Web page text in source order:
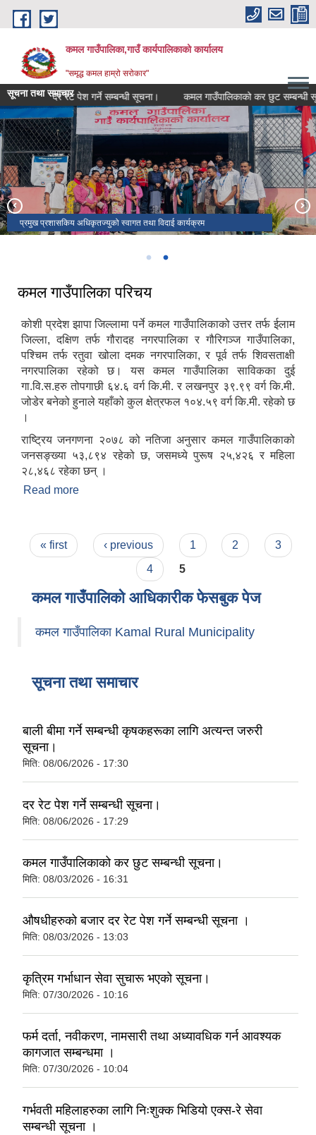
Skip to main content
कमल गाउँपालिका,गाउँ कार्यपालिकाको कार्यालय
"समृद्ध कमल हाम्रो सरोकार"
सूचना तथा समाचार
दर रेट पेश गर्ने सम्बन्धी सूचना। कमल गाउँपालिकाको कर छुट सम्बन्धी
सार्वजनिक सुनुवाई कार्यक्रम
प्रमुख प्रशासकिय अधिकृतज्युको स्वागत तथा विदाई कार्यक्रम
कमल गाउँपालिका परिचय
कोशी प्रदेश झापा जिल्लामा पर्ने कमल गाउँपालिकाको उत्तर तर्फ ईलाम
जिल्ला, दक्षिण तर्फ गौरादह नगरपालिका र गौरिगञ्ज गाउँपालिका,
पश्चिम तर्फ रतुवा खोला दमक नगरपालिका, र पूर्व तर्फ शिवसताक्षी
नगरपालिका रहेको छ। यस कमल गाउँपालिका साविकका दुई
गा.वि.स.हरु तोपगाछी ६४.६ वर्ग कि.मी. र लखनपुर ३९.९९ वर्ग कि.मी.
जोडेर बनेको हुनाले यहाँको कुल क्षेत्रफल १०४.५९ वर्ग कि.मी. रहेको छ
।
राष्ट्रिय जनगणना २०७८ को नतिजा अनुसार कमल गाउँपालिकाको
जनसङ्ख्या ५३,८९४ रहेको छ, जसमध्ये पुरूष २५,४२६ र महिला
२८,४६८ रहेका छन् ।
Read more
Pages
« first ‹ previous 1 2
3
4
5
कमल गाउँपालिको आधिकारीक फेसबुक पेज
कमल गाउँपालिका Kamal Rural Municipality
सूचना तथा समाचार
बाली बीमा गर्ने सम्बन्धी कृषकहरूका लागि अत्यन्त जरुरी
सूचना।
मिति: 08/06/2026 - 17:30
दर रेट पेश गर्ने सम्बन्धी सूचना।
मिति: 08/06/2026 - 17:29
कमल गाउँपालिकाको कर छुट सम्बन्धी सूचना।
मिति: 08/03/2026 - 16:31
औषधीहरुको बजार दर रेट पेश गर्ने सम्बन्धी सूचना ।
मिति: 08/03/2026 - 13:03
कृत्रिम गर्भाधान सेवा सुचारू भएको सूचना।
मिति: 07/30/2026 - 10:16
फर्म दर्ता, नवीकरण, नामसारी तथा अध्यावधिक गर्न आवश्यक
कागजात सम्बन्धमा ।
मिति: 07/30/2026 - 10:04
गर्भवती महिलाहरुका लागि निःशुक्क भिडियो एक्स-रे सेवा
सम्बन्धी सूचना ।